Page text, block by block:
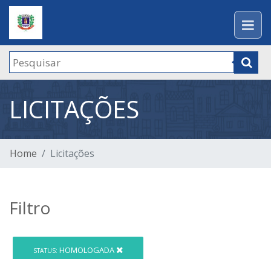
LICITAÇÕES
Home Licitações
Filtro
STATUS: HOMOLOGADA